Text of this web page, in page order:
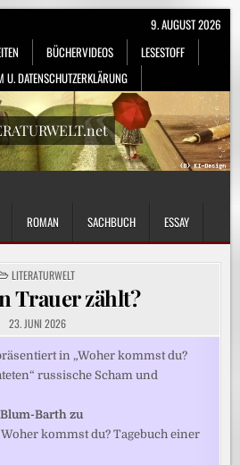
BÜCHERVIDEOS
LESESTOFF
U. DATENSCHUTZERKLÄRUNG
9. AUGUST 2026
ROMAN SACHBUCH ESSAY
POSTED
IN
LITERATURWELT
Trauer zählt?
23. JUNI 2026
in „Woher kommst du?
russische Scham und
Barth zu
kommst du? Tagebuch einer